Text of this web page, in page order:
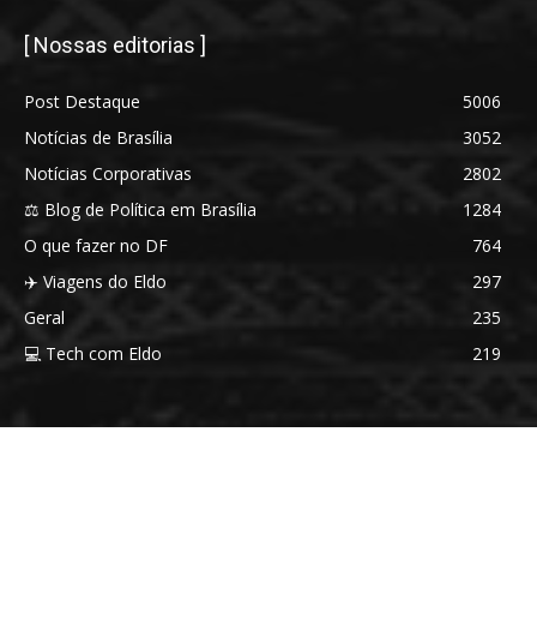
[ Nossas editorias ]
Post Destaque
5006
Notícias de Brasília
3052
Notícias Corporativas
2802
⚖️ Blog de Política em Brasília
1284
O que fazer no DF
764
✈️ Viagens do Eldo
297
Geral
235
💻 Tech com Eldo
219